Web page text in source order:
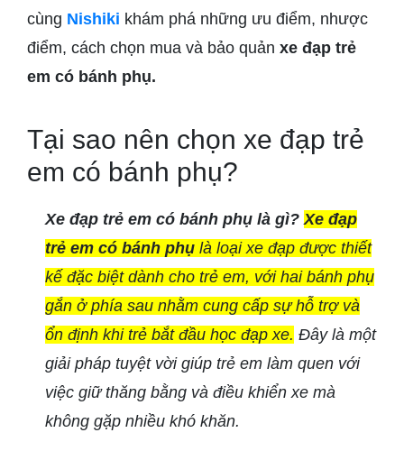
cùng Nishiki khám phá những ưu điểm, nhược
điểm, cách chọn mua và bảo quản xe đạp trẻ
em có bánh phụ.
Tại sao nên chọn xe đạp trẻ
em có bánh phụ?
Xe đạp trẻ em có bánh phụ là gì? Xe đạp
trẻ em có bánh phụ là loại xe đạp được thiết
kế đặc biệt dành cho trẻ em, với hai bánh phụ
gắn ở phía sau nhằm cung cấp sự hỗ trợ và
ổn định khi trẻ bắt đầu học đạp xe. Đây là một
giải pháp tuyệt vời giúp trẻ em làm quen với
việc giữ thăng bằng và điều khiển xe mà
không gặp nhiều khó khăn.